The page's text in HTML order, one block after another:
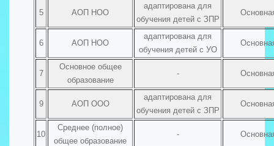
5 АОП НОО
адаптирована для
обучения детей с ЗПР
6 АОП НОО
адаптирована для
обучения детей с УО
7
Основное общее
образование
-
9 АОП ООО
адаптирована для
обучения детей с ЗПР
10
Среднее (полное)
общее образование
-